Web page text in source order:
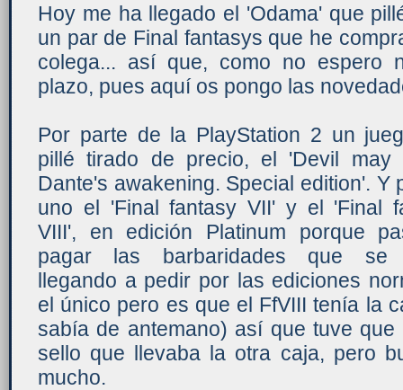
Hoy me ha llegado el 'Odama' que
un par de Final fantasys que he
colega... así que, como no espero
plazo, pues aquí os pongo las
Por parte de la PlayStation 2 un
pillé tirado de precio, el 'Devil may
Dante's awakening. Special edition'. Y
uno el 'Final fantasy VII' y el 'Final
VIII', en edición Platinum porque
pagar las barbaridades que se
llegando a pedir por las ediciones
el único pero es que el FfVIII tenía la
sabía de antemano) así que tuve
sello que llevaba la otra caja, pero
mucho.